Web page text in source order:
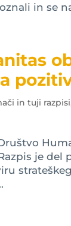
in se
in tuji razpisi
je